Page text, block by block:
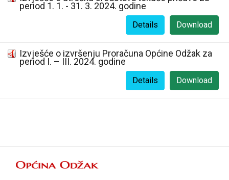
period 1. 1. - 31. 3. 2024. godine
Download
Details
Izvješće o izvršenju Proračuna Općine Odžak za
period I. – III. 2024. godine
Download
Details